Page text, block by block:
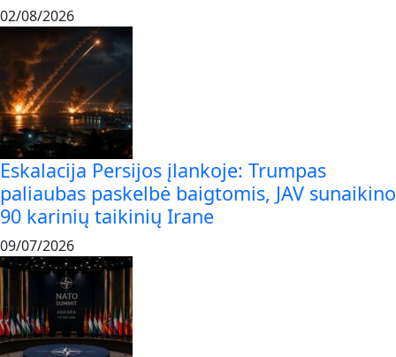
02/08/2026
Eskalacija Persijos įlankoje: Trumpas
paliaubas paskelbė baigtomis, JAV sunaikino
90 karinių taikinių Irane
09/07/2026